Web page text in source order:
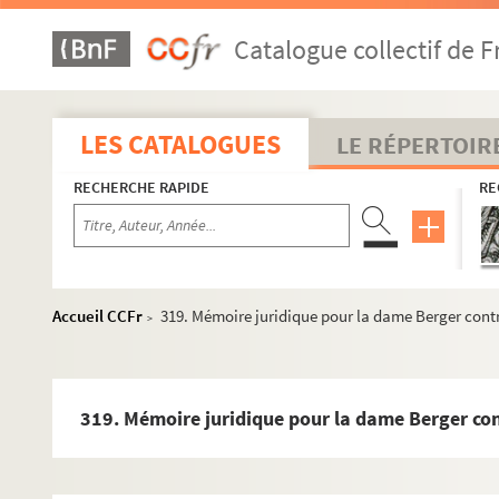
Catalogue collectif de
LES CATALOGUES LE
RECHERCHE RAPIDE
Accueil CCFr > 319. Mémoire juridique pour la dame Berger
319. Mémoire juridique pour la dame Berger
173. Correspondance entre deux curés du diocèse de
174. Meditationes in universam philosophiam
175. Critique du nobiliaire de Provence d'Artefeuil, par
176. Organisation de l'hôpital de Gap et du service de
177-178. Travaux de Joseph Meizel
179. Reproduction photographique du Missel de l'hôpital
180-181. Travaux de Joseph Meizel
186. Sermons religieux